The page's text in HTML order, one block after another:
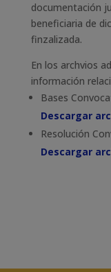
documentación
beneficiaria de
finzalizada.
En los archvios
información
Bases
Descargar
Resolución
Descargar